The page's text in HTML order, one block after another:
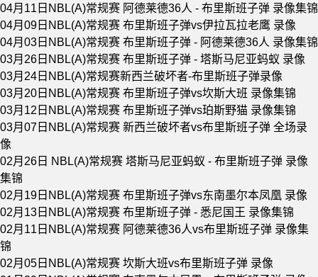
04月11日NBL(A)常规赛 阿德莱德36人 - 布里斯班子弹 录像集锦
04月09日NBL(A)常规赛 布里斯班子弹vs伊拉瓦拉老鹰 录像
04月03日NBL(A)常规赛 布里斯班子弹 - 阿德莱德36人 录像集锦
03月26日NBL(A)常规赛 布里斯班子弹 - 塔斯马尼亚蚂蚁 录像
03月24日NBL(A)常规赛新西兰破坏者-布里斯班子弹录像
03月20日NBL(A)常规赛 布里斯班子弹vs坎斯大班 录像集锦
03月12日NBL(A)常规赛 布里斯班子弹vs珀斯野猫 录像集锦
03月07日NBL(A)常规赛 新西兰破坏者vs布里斯班子弹 全场录
像
02月26日 NBL(A)常规赛 塔斯马尼亚蚂蚁 - 布里斯班子弹 录像
集锦
02月19日NBL(A)常规赛 布里斯班子弹vs东南墨尔本凤凰 录像
02月13日NBL(A)常规赛 布里斯班子弹 - 悉尼国王 录像集锦
02月11日NBL(A)常规赛 阿德莱德36人vs布里斯班子弹 录像集
锦
02月05日NBL(A)常规赛 坎斯大班vs布里斯班子弹 录像